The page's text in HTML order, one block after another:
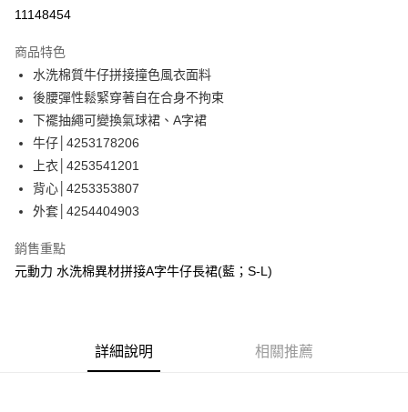
上海商業儲蓄銀行
臺灣中小企業銀行
匯豐（台灣）商業銀行
聯邦商業銀行
遠東國際商業銀行
元大商業銀行
玉山商業銀行
台新國際商業銀行
台灣樂天信用卡公司
LINE Pay
Apple Pay
街口支付
悠遊付
全盈+PAY
大哥付你分期
相關說明
1.本服務由台灣大哥大提供，台灣大哥大用戶可立即使用無須另外申請。
2.付款方式選擇「大哥付你分期」，訂單成立後會自動跳轉到大哥付的交易
消。如遇「轉專審核」未通過狀況，表示未達大哥付你分期系統評分，恕無
AFTEE先享後付
相關說明
２．便利：只要手機號碼，簡訊認證，即可結帳。
３．安心：先確認商品／服務後，再付款。
每筆NT$120，滿NT$2,500(含以上)免運費
11148454
商品特色
水洗棉質牛仔拼接撞色風衣面料
後腰彈性鬆緊穿著自在合身不拘束
下襬抽繩可變換氣球裙、A字裙
牛仔│4253178206
上衣│4253541201
背心│4253353807
外套│4254404903
銷售重點
元動力 水洗棉異材拼接A字牛仔長裙(藍；S-L)
詳細說明 相關推薦